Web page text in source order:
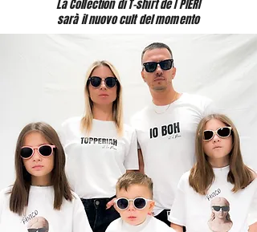
La Collection di T-shirt de I PIERI
sarà il nuovo cult del momento